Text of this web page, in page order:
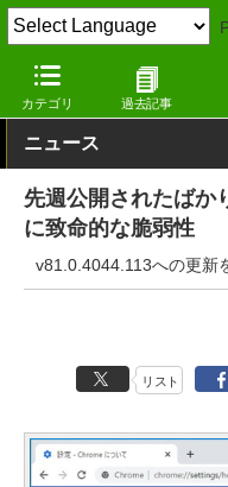
カテゴリ 過去記事
窓の杜 セキュリティ
ニュース
先週公開されたばか
に致命的な脆弱性
v81.0.4044.113への更新
リスト